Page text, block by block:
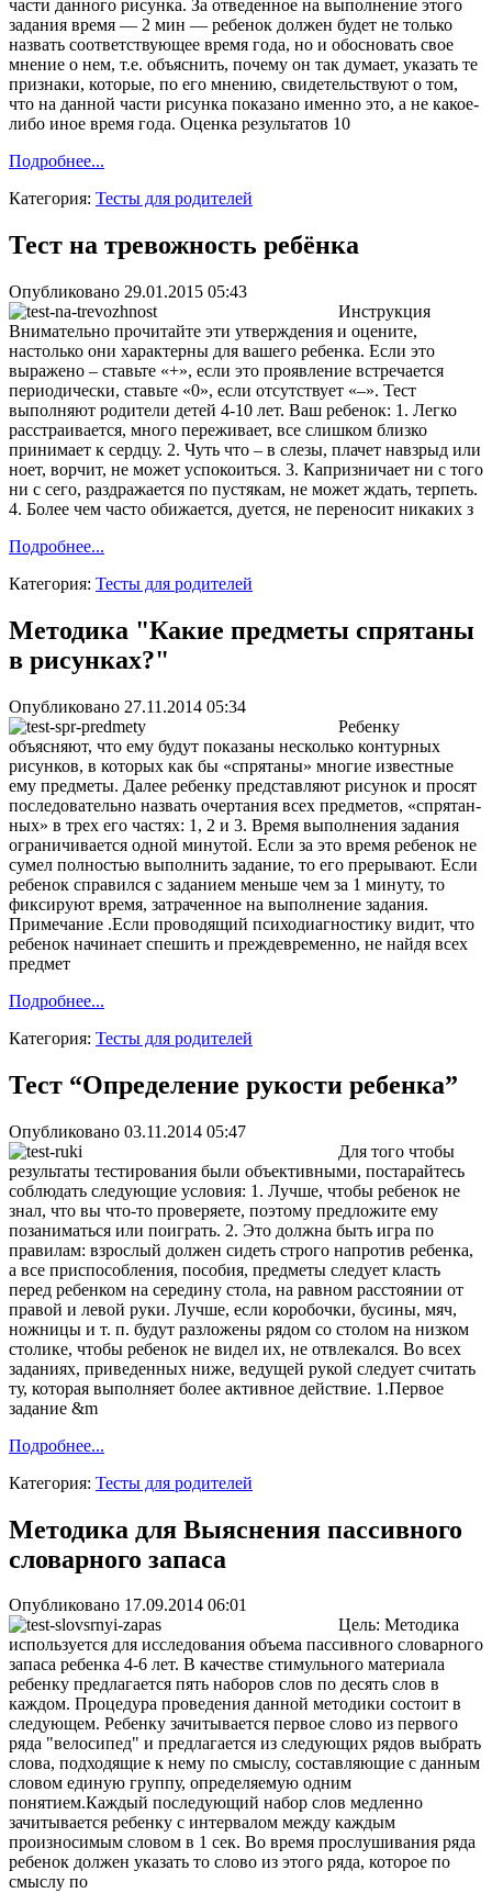
части данного рисунка. За отведенное на выполнение этого
задания время — 2 мин — ребенок должен будет не только
назвать соответствующее время года, но и обосновать свое
мнение о нем, т.е. объяснить, почему он так думает, указать те
признаки, которые, по его мнению, свидетельствуют о том,
что на данной части рисунка показано именно это, а не какое-
либо иное время года. Оценка результатов 10
Подробнее...
Категория: Тесты для родителей
Тест на тревожность ребёнка
Опубликовано 29.01.2015 05:43
Инструкция
Внимательно прочитайте эти утверждения и оцените,
настолько они характерны для вашего ребенка. Если это
выражено – ставьте «+», если это проявление встречается
периодически, ставьте «0», если отсутствует «–». Тест
выполняют родители детей 4-10 лет. Ваш ребенок: 1. Легко
расстраивается, много переживает, все слишком близко
принимает к сердцу. 2. Чуть что – в слезы, плачет навзрыд или
ноет, ворчит, не может успокоиться. 3. Капризничает ни с того
ни с сего, раздражается по пустякам, не может ждать, терпеть.
4. Более чем часто обижается, дуется, не переносит никаких з
Подробнее...
Категория: Тесты для родителей
Методика "Какие предметы спрятаны
в рисунках?"
Опубликовано 27.11.2014 05:34
Ребенку
объясняют, что ему будут показаны несколько кон­турных
рисунков, в которых как бы «спрятаны» многие извест­ные
ему предметы. Далее ребенку представляют рисунок и просят
последовательно назвать очертания всех предметов, «спрятан­
ных» в трех его частях: 1, 2 и 3. Время выполнения задания
ограничивается одной минутой. Если за это время ребенок не
сумел полностью выполнить зада­ние, то его прерывают. Если
ребенок справился с заданием мень­ше чем за 1 минуту, то
фиксируют время, затраченное на выпол­нение задания.
Примечание .Если проводящий психодиагностику видит, что
ребенок начинает спешить и преждевременно, не найдя всех
пред­мет
Подробнее...
Категория: Тесты для родителей
Тест “Определение рукости ребенка”
Опубликовано 03.11.2014 05:47
Для того чтобы
результаты тестирования были объективными, постарайтесь
соблюдать следующие условия: 1. Лучше, чтобы ребенок не
знал, что вы что-то проверяете, поэтому предложите ему
позаниматься или поиграть. 2. Это должна быть игра по
правилам: взрослый должен сидеть строго напротив ребенка,
а все приспособления, пособия, предметы следует класть
перед ребенком на середину стола, на равном расстоянии от
правой и левой руки. Лучше, если коробочки, бусины, мяч,
ножницы и т. п. будут разложены рядом со столом на низком
столике, чтобы ребенок не видел их, не отвлекался. Во всех
заданиях, приведенных ниже, ведущей рукой следует считать
ту, которая выполняет более активное действие. 1.Первое
задание &m
Подробнее...
Категория: Тесты для родителей
Методика для Выяснения пассивного
словарного запаса
Опубликовано 17.09.2014 06:01
Цель: Методика
используется для исследования объема пассивного словарного
запаса ребенка 4-6 лет. В качестве стимульного материала
ребенку предлагается пять наборов слов по десять слов в
каждом. Процедура проведения данной методики состоит в
следующем. Ребенку зачитывается первое слово из первого
ряда "велосипед" и предлагается из следующих рядов выбрать
слова, подходящие к нему по смыслу, составляющие с данным
словом единую группу, определяемую одним
понятием.Каждый последующий набор слов медленно
зачитывается ребенку с интервалом между каждым
произносимым словом в 1 сек. Во время прослушивания ряда
ребенок должен указать то слово из этого ряда, которое по
смыслу по